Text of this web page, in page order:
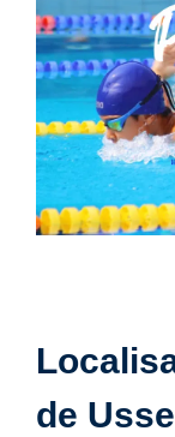
de Ussel